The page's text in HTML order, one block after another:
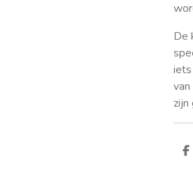
De
zijn
D